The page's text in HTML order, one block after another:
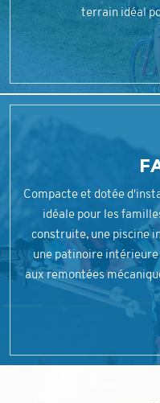
terrain idéal
Compacte et dotée
idéale pour les
construite, une piscine
une patinoire
aux remontées